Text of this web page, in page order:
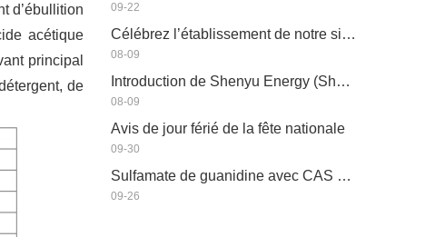
d’ébullition
acétique
principal
de
09-22
Célébrez l’établissement de notre site Web
08-09
Introduction de Shenyu Energy (Shandong) Development Co., Ltd
08-09
Avis de jour férié de la fête nationale
09-30
Sulfamate de guanidine avec CAS 51528-20-2
09-26